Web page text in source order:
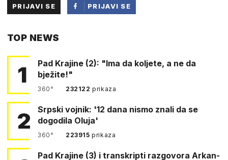
PRIJAVI SE
PRIJAVI SE
TOP NEWS
1
Pad Krajine (2): "Ima da koljete, a ne da
bježite!"
360° 232122prikaza
2
Srpski vojnik: '12 dana nismo znali da se
dogodila Oluja'
360° 223915prikaza
Pad Krajine (3) i transkripti razgovora Arkan-